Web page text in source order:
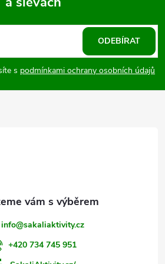
s podmínkami ochrany osobních údajů
ODEBÍRAT
info@sakaliaktivity.cz
+420 734 745 951